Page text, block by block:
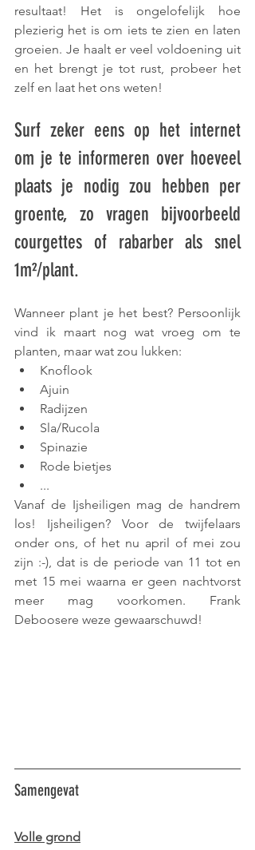
resultaat! Het is ongelofelijk hoe
plezierig het is om iets te zien en laten
groeien. Je haalt er veel voldoening uit
en het brengt je tot rust, probeer het
zelf en laat het ons weten!
Surf zeker eens op het internet
om je te informeren over hoeveel
plaats je nodig zou hebben per
groente, zo vragen bijvoorbeeld
courgettes of rabarber als snel
1m²/plant.
Wanneer plant je het best? Persoonlijk
vind ik maart nog wat vroeg om te
planten, maar wat zou lukken:
Knoflook
Ajuin
Radijzen
Sla/Rucola
Spinazie
Rode bietjes
...
Vanaf de Ijsheiligen mag de handrem
los! Ijsheiligen? Voor de twijfelaars
onder ons, of het nu april of mei zou
zijn :-), dat is de periode van 11 tot en
met 15 mei waarna er geen nachtvorst
meer mag voorkomen. Frank
Deboosere weze gewaarschuwd!
Samengevat
Volle grond